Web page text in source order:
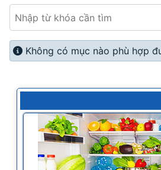
Nhập từ khóa cần tìm
Info
Không có mục nào phù hợp